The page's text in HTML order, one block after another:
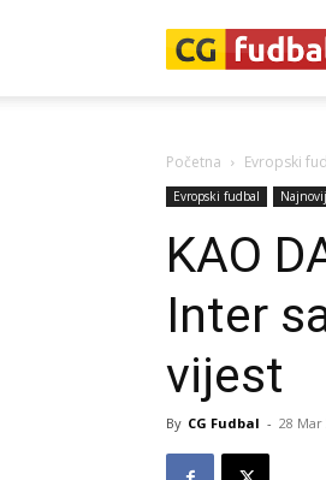
Početna Evropski
Evropski fudbal
KAO
Inter
vijest
By CG Fudbal - 28 Mar